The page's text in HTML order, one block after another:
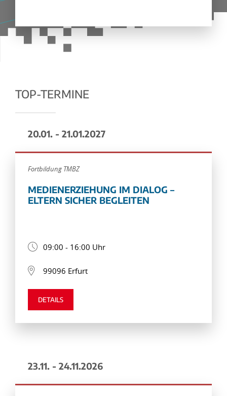
TOP-TERMINE
20.01. - 21.01.2027
Fortbildung TMBZ
MEDIENERZIEHUNG IM DIALOG –
ELTERN SICHER BEGLEITEN
09:00 - 16:00 Uhr
99096 Erfurt
DETAILS
23.11. - 24.11.2026